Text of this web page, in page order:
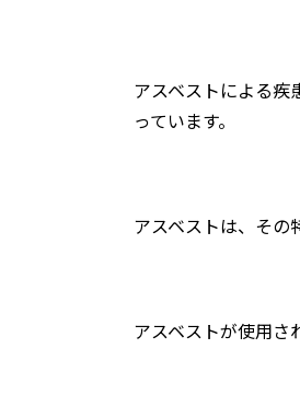
アスベストによる疾
っています。
アスベストは、その
アスベストが使用さ